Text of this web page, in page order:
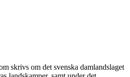
skrivs om det svenska damlandslaget